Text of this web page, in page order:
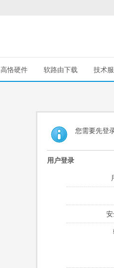
高恪硬件 软路由下载 技术
您需要先登
用户登录